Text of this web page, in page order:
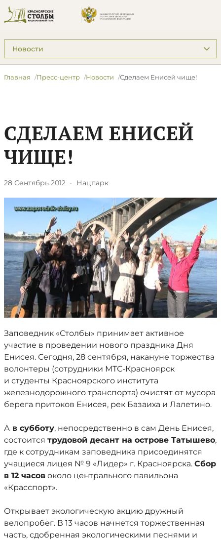
Подразделы: Пресс-центр
Главная Пресс-центр Новости Сделаем Енисей чище!
СДЕЛАЕМ ЕНИСЕЙ
ЧИЩЕ!
28 Сентябрь 2012 · Нацпарк
Заповедник «Столбы» принимает активное
участие в проведении нового праздника Дня
Енисея. Сегодня, 28 сентября, накануне торжества
волонтеры (сотрудники МТС-Красноярск
и студенты Красноярского института
железнодорожного транспорта) очистят от мусора
берега притоков Енисея, рек Базаиха и Лалетино.
А в субботу, непосредственно в сам День Енисея,
состоится трудовой десант на острове Татышево,
где к сотрудникам заповедника присоединятся
учащиеся лицея № 9 «Лидер» г. Красноярска. Сбор
в 12 часов около центрального павильона
«Красспорт».
Открывает экологическую акцию дружный
велопробег. В 13 часов начнется торжественная
часть, сдобренная экологическими песнями и